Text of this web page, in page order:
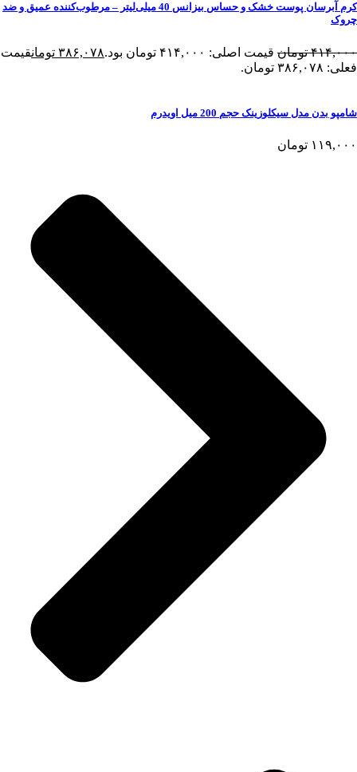
کرم آبرسان پوست خشک و حساس بیزانس 40 میلی‌لیتر – مرطوب‌کننده عمیق و ضد
چروک
۴۱۴,۰۰۰ تومان قیمت اصلی: ۴۱۴,۰۰۰ تومان بود. ۳۸۶,۰۷۸ تومانقیمت
فعلی: ۳۸۶,۰۷۸ تومان.
شامپو بدن مدل سیکلوزینک حجم 200 میل اویدرم
۱۱۹,۰۰۰ تومان